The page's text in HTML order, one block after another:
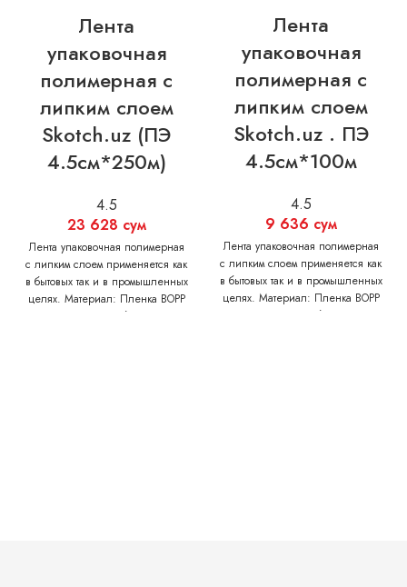
Лента
упаковочная
полимерная с
липким слоем
Skotch.uz (ПЭ
4.5см*250м)
4.5
23 628 сум
Лента упаковочная полимерная
с липким слоем применяется как
в бытовых так и в промышленных
целях. Материал: Пленка BOPP
Толщина без
Лента
упаковочная
полимерная с
липким слоем
Skotch.uz . ПЭ
4.5см*100м
4.5
9 636 сум
Лента упаковочная полимерная
с липким слоем применяется как
в бытовых так и в промышленных
целях. Материал: Пленка BOPP
Толщина без